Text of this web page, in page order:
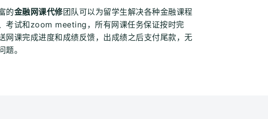
的金融网课代修团队可以为留学生解决各种金融课程
考试和zoom meeting，所有网课任务保证按时完
网课完成进度和成绩反馈，出成绩之后支付尾款，无
题。